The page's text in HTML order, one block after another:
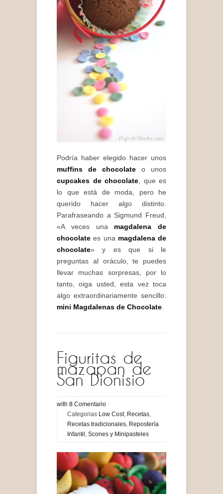
Podría haber elegido hacer unos
muffins de chocolate o unos
cupcakes de chocolate , que es
lo que está de moda, pero he
querido hacer algo distinto.
Parafraseando a Sigmund Freud,
«A veces una magdalena de
chocolate es una magdalena de
chocolate» y es que si le
preguntas al oráculo, te puedes
llevar muchas sorpresas, por lo
tanto, oiga usted, esta vez toca
algo extraordinariamente sencillo:
mini Magdalenas de Chocolate
Figuritas de
mazapan de
San Dionisio
with 8 Comentario
Categorias Low Cost, Recetas
Recetas tradicionales Repostería
Infantil Scones y Minipasteles